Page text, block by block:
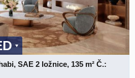
SAE 2 ložnice, 135 m² Č.: